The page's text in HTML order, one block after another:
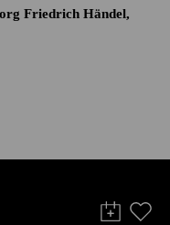
Friedrich Händel,